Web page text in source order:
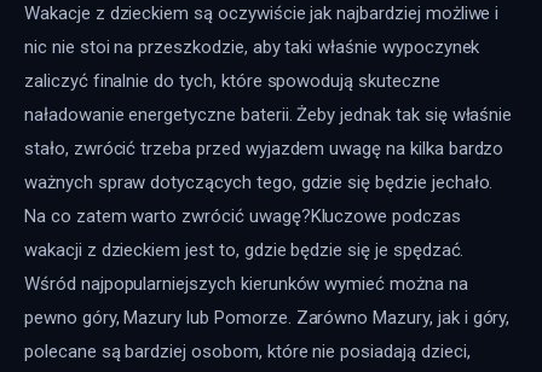
Wakacje z dzieckiem są oczywiście jak najbardziej możliwe i
nic nie stoi na przeszkodzie, aby taki właśnie wypoczynek
zaliczyć finalnie do tych, które spowodują skuteczne
naładowanie energetyczne baterii. Żeby jednak tak się właśnie
stało, zwrócić trzeba przed wyjazdem uwagę na kilka bardzo
ważnych spraw dotyczących tego, gdzie się będzie jechało.
Na co zatem warto zwrócić uwagę?Kluczowe podczas
wakacji z dzieckiem jest to, gdzie będzie się je spędzać.
Wśród najpopularniejszych kierunków wymieć można na
pewno góry, Mazury lub Pomorze. Zarówno Mazury, jak i góry,
polecane są bardziej osobom, które nie posiadają dzieci,